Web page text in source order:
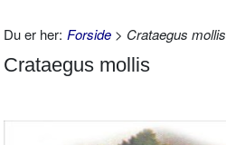
Du er her: Forside > Crataegus mollis
Crataegus mollis